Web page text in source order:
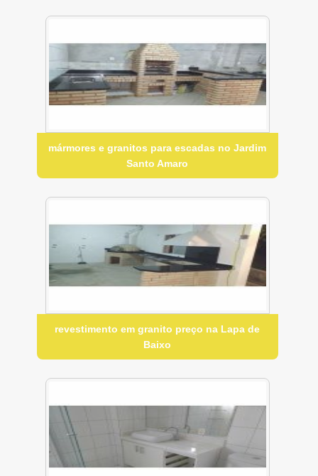
mármores e granitos para escadas no Jardim
Santo Amaro
revestimento em granito preço na Lapa de
Baixo